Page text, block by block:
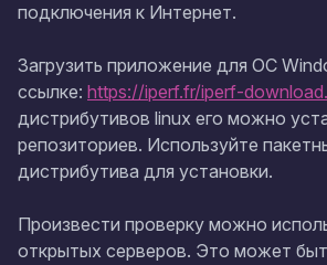
подключения к Интернет.
Загрузить приложение для ОС
ссылке: https://iperf.fr/iperf-
дистрибутивов linux его можно
репозиториев. Используйте
дистрибутива для установки.
Произвести проверку можно
открытых серверов. Это может